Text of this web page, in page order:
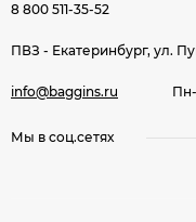
8 800 511-35-52
ПВЗ - Екатеринбург, ул.
info@baggins.ru
Мы в соц.сетях